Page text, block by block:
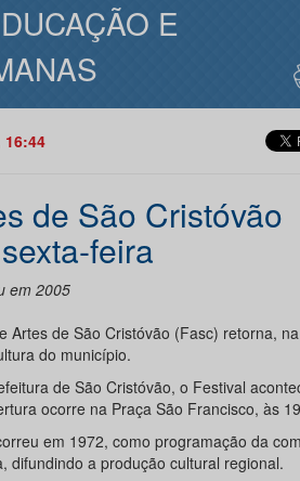
E
16:44
de São Cristóvão
feira
em 2005
Artes de São Cristóvão (Fasc) retorna,
do município.
de São Cristóvão, o Festival
ocorre na Praça São Francisco, às
em 1972, como programação da
difundindo a produção cultural regional.